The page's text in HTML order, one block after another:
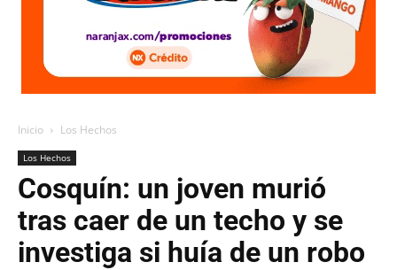
Inicio Los Hechos
Los Hechos
Cosquín: un joven murió
tras caer de un techo y se
investiga si huía de un robo